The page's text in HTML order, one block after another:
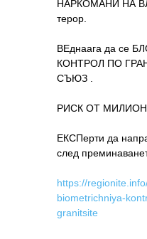
НАРКОМАНИ НА
терор.
ВЕднаага да се
КОНТРОЛ ПО
СЪЮЗ .
РИСК ОТ
ЕКСПерти да
след
https://
biometrichniya-
granitsite